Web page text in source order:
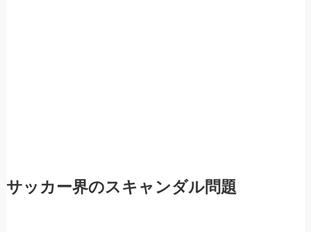
サッカー界のスキャンダル問題